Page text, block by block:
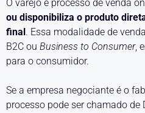
O varejo é processo de venda
ou disponibiliza o produto
final. Essa modalidade de
B2C ou Business to Consumer,
para o consumidor.
Se a empresa negociante é o
processo pode ser chamado de